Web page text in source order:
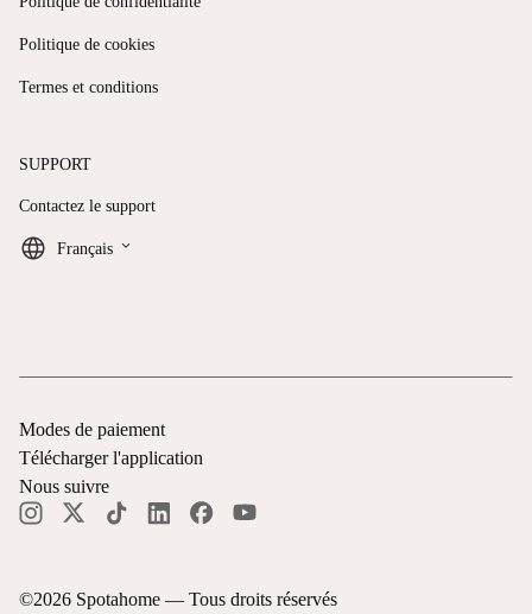
Politique de cookies
Termes et conditions
SUPPORT
Contactez le support
Français keyboard_arrow_down
©2026 Spotahome — Tous droits réservés
Modes de paiement
Télécharger l'application
Nous suivre